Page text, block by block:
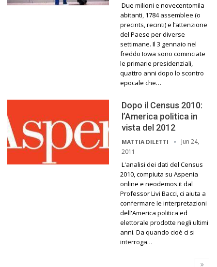
Due milioni e novecentomila
abitanti, 1784 assemblee (o
precints, recinti) e l’attenzione
del Paese per diverse
settimane. Il 3 gennaio nel
freddo Iowa sono cominciate
le primarie presidenziali,
quattro anni dopo lo scontro
epocale che…
Dopo il Census 2010:
l’America politica in
vista del 2012
MATTIA DILETTI
Jun 24,
2011
L'analisi dei dati del Census
2010, compiuta su Aspenia
online e neodemos.it dal
Professor Livi Bacci, ci aiuta a
confermare le interpretazioni
dell'America politica ed
elettorale prodotte negli ultimi
anni. Da quando cioè ci si
interroga…